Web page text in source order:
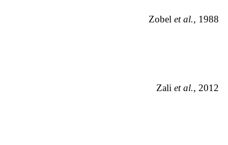
Zobel et al., 1988
Zali et al., 2012